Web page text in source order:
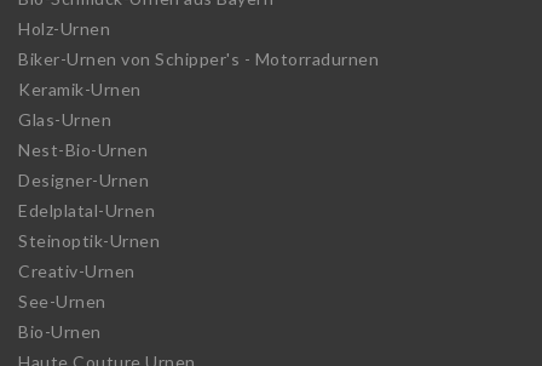
Holz-Urnen
Biker-Urnen von Schipper's - Motorradurnen
Keramik-Urnen
Glas-Urnen
Nest-Bio-Urnen
Designer-Urnen
Edelplatal-Urnen
Steinoptik-Urnen
Creativ-Urnen
See-Urnen
Bio-Urnen
Haute Couture Urnen